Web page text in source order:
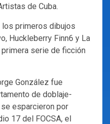
de Cuba.
los primeros dibujos
Huckleberry Finn6 y La
serie de ficción
González fue
de doblaje-
esparcieron por
17 del FOCSA, el